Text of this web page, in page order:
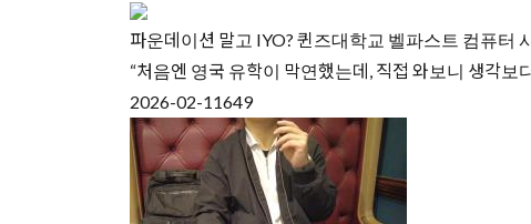
파운데이션 말고 IYO? 퀸즈대학교 벨파스트 컴퓨터
“처음엔 영국 유학이 막연했는데, 직접 와보니 생각
2026-02-11649